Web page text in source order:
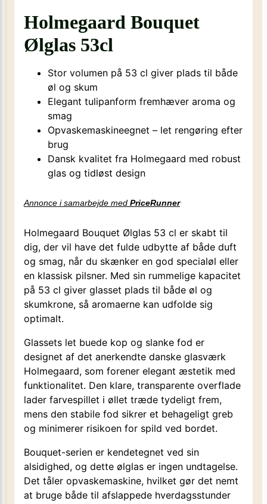
Holmegaard Bouquet
Ølglas 53cl
Stor volumen på 53 cl giver plads til både
øl og skum
Elegant tulipanform fremhæver aroma og
smag
Opvaskemaskineegnet – let rengøring efter
brug
Dansk kvalitet fra Holmegaard med robust
glas og tidløst design
Annonce i samarbejde med PriceRunner
Holmegaard Bouquet Ølglas 53 cl er skabt til
dig, der vil have det fulde udbytte af både duft
og smag, når du skænker en god specialøl eller
en klassisk pilsner. Med sin rummelige kapacitet
på 53 cl giver glasset plads til både øl og
skumkrone, så aromaerne kan udfolde sig
optimalt.
Glassets let buede kop og slanke fod er
designet af det anerkendte danske glasværk
Holmegaard, som forener elegant æstetik med
funktionalitet. Den klare, transparente overflade
lader farvespillet i øllet træde tydeligt frem,
mens den stabile fod sikrer et behageligt greb
og minimerer risikoen for spild ved bordet.
Bouquet-serien er kendetegnet ved sin
alsidighed, og dette ølglas er ingen undtagelse.
Det tåler opvaskemaskine, hvilket gør det nemt
at bruge både til afslappede hverdagsstunder